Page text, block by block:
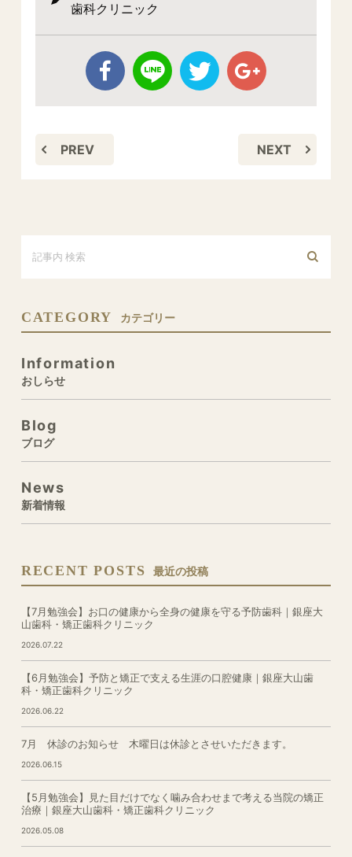
歯科クリニック
PREV NEXT
CATEGORY カテゴリー
Information
おしらせ
Blog
ブログ
News
新着情報
RECENT POSTS 最近の投稿
【7月勉強会】お口の健康から全身の健康を守る予防歯科｜銀座大
山歯科・矯正歯科クリニック
2026.07.22
【6月勉強会】予防と矯正で支える生涯の口腔健康｜銀座大山歯
科・矯正歯科クリニック
2026.06.22
7月 休診のお知らせ 木曜日は休診とさせいただきます。
2026.06.15
【5月勉強会】見た目だけでなく噛み合わせまで考える当院の矯正
治療｜銀座大山歯科・矯正歯科クリニック
2026.05.08